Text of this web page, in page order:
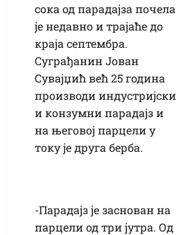
сока од парадајза почела
је недавно и трајаће до
краја септембра.
Суграђанин Јован
Сувајџић већ 25 година
производи индустријски
и конзумни парадајз и
на његовој парцели у
току је друга берба.
-Парадајз је заснован на
парцели од три јутра. Од